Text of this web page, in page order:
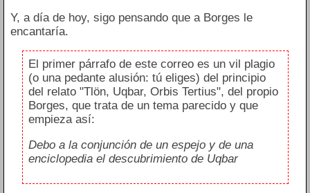
Y, a día de hoy, sigo pensando que a Borges le
encantaría.
El primer párrafo de este correo es un vil plagio
(o una pedante alusión: tú eliges) del principio
del relato "Tlön, Uqbar, Orbis Tertius", del propio
Borges, que trata de un tema parecido y que
empieza así:
Debo a la conjunción de un espejo y de una
enciclopedia el descubrimiento de Uqbar